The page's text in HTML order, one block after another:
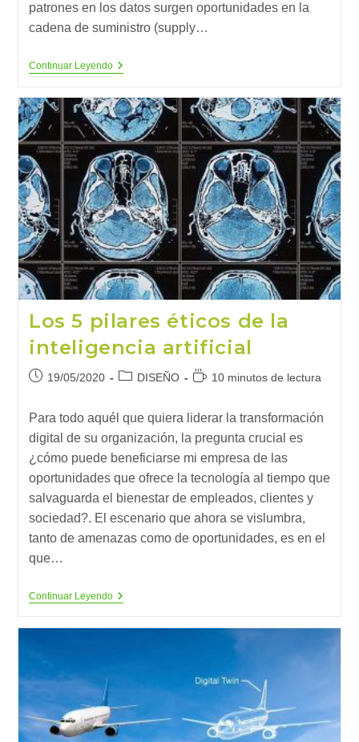
patrones en los datos surgen oportunidades en la
cadena de suministro (supply…
Continuar Leyendo10
Del
Aprendizaje
Automático
En
La
Cadena
De
Suministro
(1)
Los 5 pilares éticos de la
inteligencia artificial
Publicación
entrada:
19/05/2020
Categoría
entrada:
DISEÑO
Tiempo10 minutos de lectura
Para todo aquél que quiera liderar la transformación
digital de su organización, la pregunta crucial es
¿cómo puede beneficiarse mi empresa de las
oportunidades que ofrece la tecnología al tiempo que
salvaguarda el bienestar de empleados, clientes y
sociedad?. El escenario que ahora se vislumbra,
tanto de amenazas como de oportunidades, es en el
que…
Continuar LeyendoLos
Artificial